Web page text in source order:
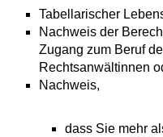
Tabellarischer
Nachweis der
Zugang zum Beruf
Rechtsanwältinnen
Nachweis,
dass Sie mehr